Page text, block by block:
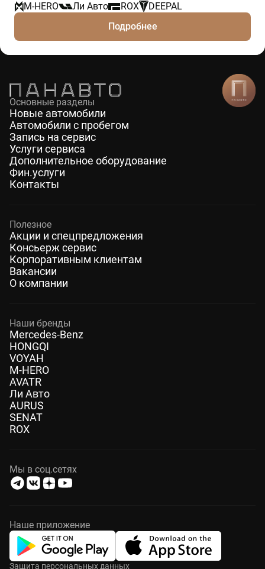
M-HERO
Ли Авто ROX
DEEPAL
Подробнее
Основные разделы
Новые автомобили
Автомобили с пробегом
Запись на сервис
Услуги сервиса
Дополнительное оборудование
Фин.услуги
Контакты
Полезное
Акции и спецпредложения
Консьерж сервис
Корпоративным клиентам
Вакансии
О компании
Наши бренды
Mercedes-Benz
HONGQI
VOYAH
M-HERO
AVATR
Ли Авто
AURUS
SENAT
ROX
Мы в соц.сетях
Наше приложение
Защита персональных данных